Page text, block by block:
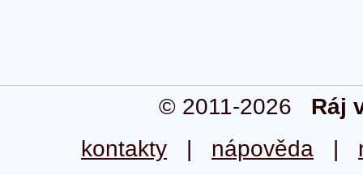
© 2011-2026 Ráj
kontakty | nápověda |